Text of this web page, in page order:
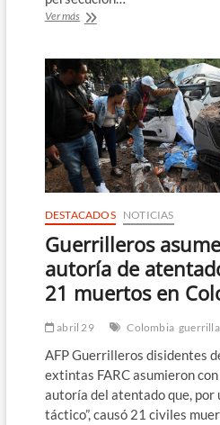
Ver másColombia
unos
600
guerrilleros
y
narcos
a
zona
especiales
para
negociar
DESTACADOS NOTICIAS
Guerrilleros
autoría de
21 muertos en
abril 29 Colombia
AFP Guerrilleros disidentes
extintas FARC asumieron con
autoría del atentado que, por
táctico”, causó 21 civiles